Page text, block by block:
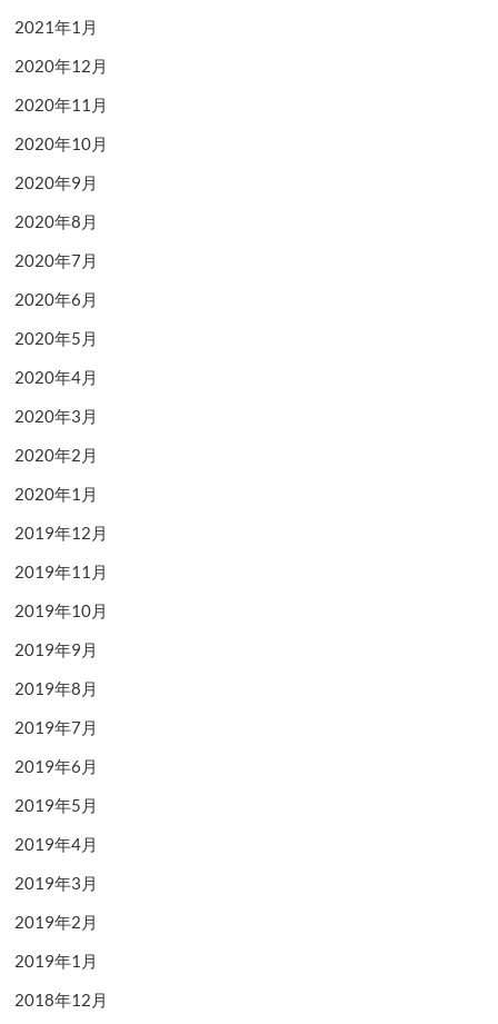
2021年1月
2020年12月
2020年11月
2020年10月
2020年9月
2020年8月
2020年7月
2020年6月
2020年5月
2020年4月
2020年3月
2020年2月
2020年1月
2019年12月
2019年11月
2019年10月
2019年9月
2019年8月
2019年7月
2019年6月
2019年5月
2019年4月
2019年3月
2019年2月
2019年1月
2018年12月